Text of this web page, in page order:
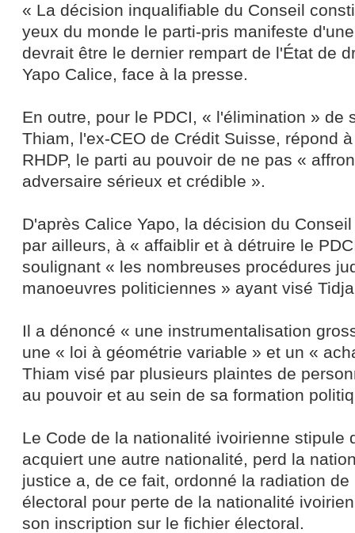
« La décision inqualifiable du Conseil
yeux du monde le parti-pris manifeste
devrait être le dernier rempart de l'État de
Yapo Calice, face à la presse.
En outre, pour le PDCI, « l'élimination » de
Thiam, l'ex-CEO de Crédit Suisse, répond
RHDP, le parti au pouvoir de ne pas «
adversaire sérieux et crédible ».
D'après Calice Yapo, la décision du
par ailleurs, à « affaiblir et à détruire le
soulignant « les nombreuses procédures
manoeuvres politiciennes » ayant visé
Il a dénoncé « une instrumentalisation
une « loi à géométrie variable » et un «
Thiam visé par plusieurs plaintes de
au pouvoir et au sein de sa formation
Le Code de la nationalité ivoirienne stipule
acquiert une autre nationalité, perd la
justice a, de ce fait, ordonné la radiation
électoral pour perte de la nationalité
son inscription sur le fichier électoral.